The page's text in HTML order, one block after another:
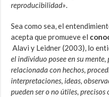
reproducibilidad».
Sea como sea, el
acepta que promueve el
Alavi y Leidner (2003), lo
el individuo posee en su
relacionadaconhechos,
interpretaciones, ideas,
pueden ser o no útiles, precisos